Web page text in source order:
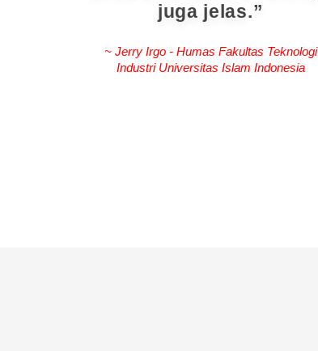
juga jelas.
~ Jerry Irgo - Humas Fakultas Teknologi
Industri Universitas Islam Indonesia